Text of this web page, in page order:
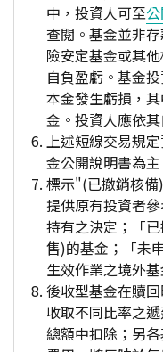
中，投資人可至
查閱。基金並非
險安定基金或其
自負盈虧。基金
本金發生虧損，
金。投資人應依
上述短線交易規
金公開說明書為主
標示"(已撤銷核
提供原有投資者
持有之決定；「
售)的基金；「未
生效作業之境外基
後收型基金在贖
收取不同比率之
總額中扣除；另